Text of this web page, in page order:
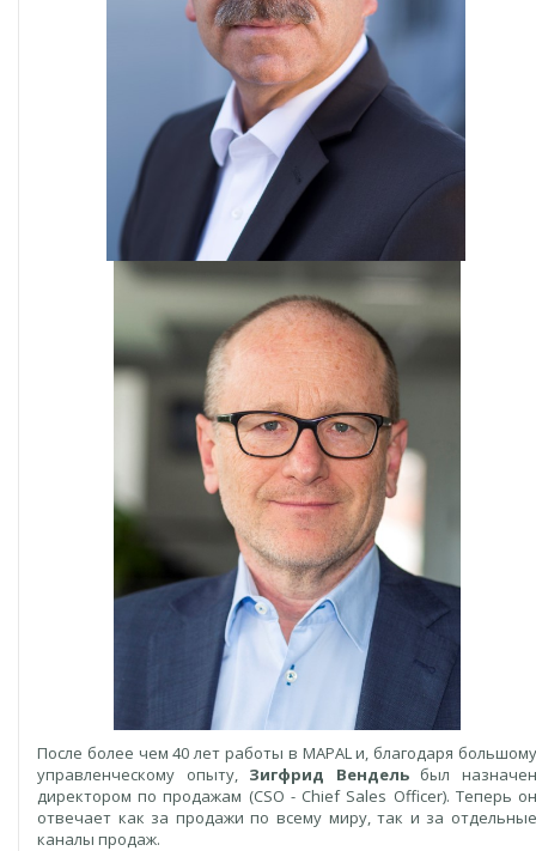
После более чем 40 лет работы в MAPAL и, благодаря большому
управленческому опыту, Зигфрид Вендельбыл
директором по продажам (CSO - Chief Sales Officer). Теперь он
отвечает как за продажи по всему миру, так и за отдельные
каналы продаж.